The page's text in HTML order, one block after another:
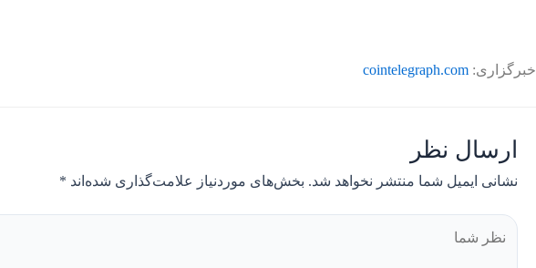
خبرگزاری: cointelegraph.com
ارسال نظر
نشانی ایمیل شما منتشر نخواهد شد. بخش‌های موردنیاز علامت‌گذاری شده‌اند *
نظر
شما